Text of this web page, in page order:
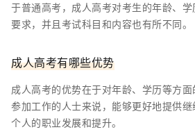
于普通高考，成人高考对考生的年龄、
要求，并且考试科目和内容也有所不同。
成人高考有哪些优势
成人高考的优势在于对年龄、学历等方
参加工作的人士来说，能够更好地提供
个人的职业发展和提升。